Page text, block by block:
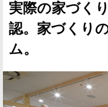
実際の家づく
認。 家づくり
ム。